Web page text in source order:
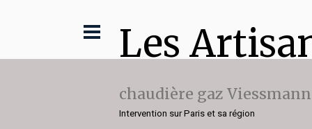
Les
chaudière gaz Viessmann
Intervention sur Paris et sa région